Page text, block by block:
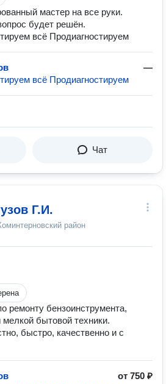
мастер на все руки.
будет решён.
всё Продиагностируем
—
всё Продиагностируем
Чат
Г.И.
район
ремонту бензоинструмента,
мелкой бытовой техники.
быстро, качественно и с
от 750 ₽